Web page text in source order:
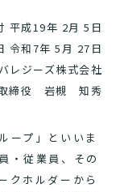
平成19年 2月 5日
令和7年 5月 27日
レジーズ株式会社
締役 岩槻 知秀
ープ」といいま
・従業員、その
クホルダーから